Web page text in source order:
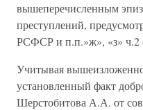
вышеперечисленным
преступлений,
РСФСР и п.п.»ж», «з»
Учитывая
установленный факт
Шерстобитова А.А. от